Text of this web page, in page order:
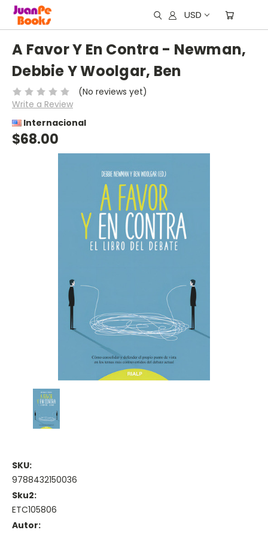
USD
A Favor Y En Contra - Newman,
Debbie Y Woolgar, Ben
(No reviews yet)
Write a Review
Internacional
$68.00
SKU:
9788432150036
Sku2:
ETC105806
Autor: